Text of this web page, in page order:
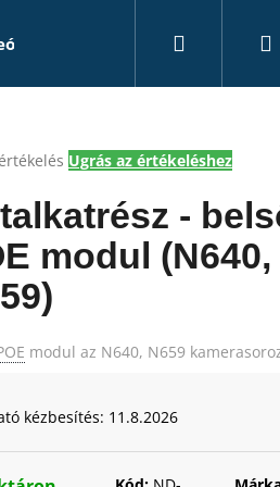
rögzítők KiegészítőkKeresés
Ugrás az értékeléshez
-
modul (N640,
modul az N640, N659
kézbesítés: 11.8.2026